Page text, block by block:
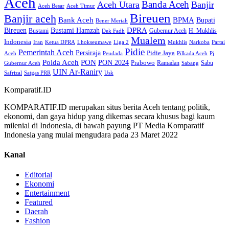
Aceh Besar Aceh Timur Aceh Utara Banda Aceh Banjir
Banjir aceh Bank Aceh Bener Meriah Bireuen BPMA Bupati
Bireuen Bustami Bustami Hamzah Dek Fadh DPRA Gubernur Aceh H. Mukhlis
Indonesia Iran Ketua DPRA Lhokseumawe Liga 2 Mualem Mukhlis Narkoba Partai
Aceh Pemerintah Aceh Persiraja Peudada Pidie Pidie Jaya Pilkada Aceh Pj
Gubernur Aceh Polda Aceh PON PON 2024 Prabowo Ramadan Sabang Sabu
Safrizal Satgas PRR UIN Ar-Raniry Usk
Komparatif.ID
KOMPARATIF.ID merupakan situs berita Aceh tentang politik,
ekonomi, dan gaya hidup yang dikemas secara khusus bagi kaum
milenial di Indonesia, di bawah payung PT Media Komparatif
Indonesia yang mulai mengudara pada 23 Maret 2022
Kanal
Editorial
Ekonomi
Entertainment
Featured
Daerah
Fashion